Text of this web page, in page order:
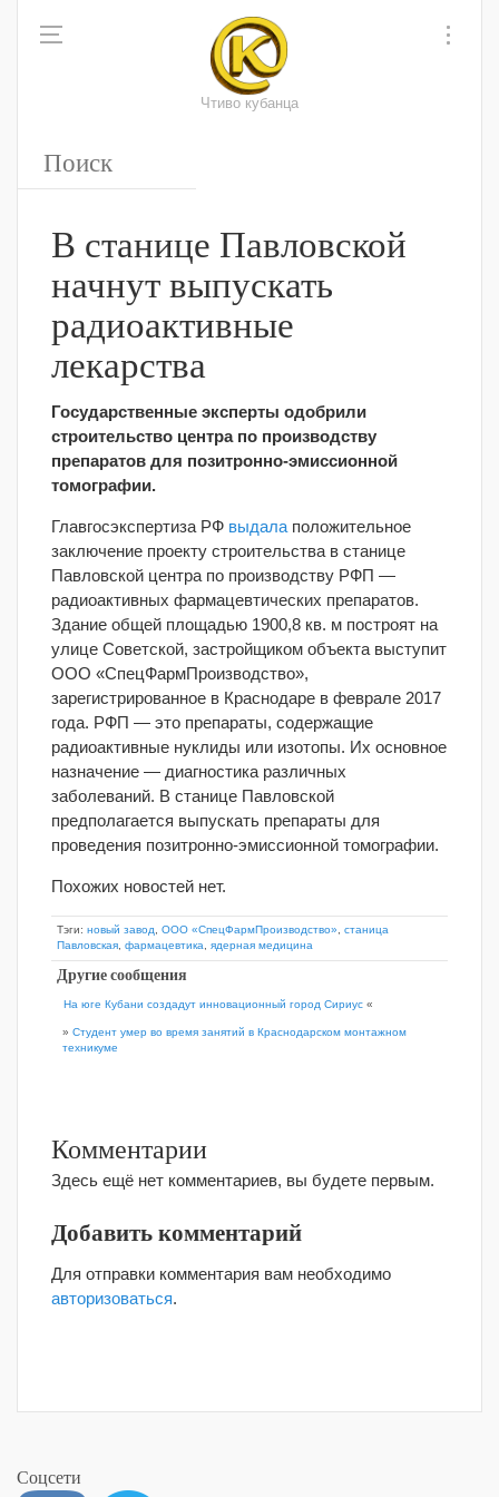
Чтиво кубанца
В станице Павловской
начнут выпускать
радиоактивные
лекарства
Государственные эксперты одобрили
строительство центра по производству
препаратов для позитронно-эмиссионной
томографии.
Главгосэкспертиза РФ выдала положительное
заключение проекту строительства в станице
Павловской центра по производству РФП —
радиоактивных фармацевтических препаратов.
Здание общей площадью 1900,8 кв. м построят на
улице Советской, застройщиком объекта выступит
ООО «СпецФармПроизводство»,
зарегистрированное в Краснодаре в феврале 2017
года. РФП — это препараты, содержащие
радиоактивные нуклиды или изотопы. Их основное
назначение — диагностика различных
заболеваний. В станице Павловской
предполагается выпускать препараты для
проведения позитронно-эмиссионной томографии.
Похожих новостей нет.
Тэги: новый завод ООО «СпецФармПроизводство»
станица
Павловская фармацевтика ядерная медицина
Другие сообщения
На юге Кубани создадут инновационный город Сириус «
» Студент умер во время занятий в Краснодарском монтажном
техникуме
Комментарии
Здесь ещё нет комментариев, вы будете первым.
Добавить комментарий
Для отправки комментария вам необходимо
авторизоваться.
Соцсети